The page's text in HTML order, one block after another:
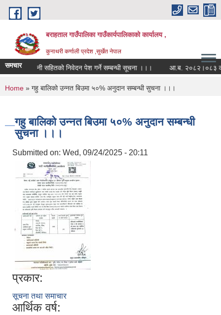
Skip to main content
बराहताल गाउँपालिका गाउँकार्यपालिकाको कार्यालय ,
कुनाथरी कर्णाली प्रदेश ,सुर्खेत नेपाल
समचार
सह-लगानी सहितको निवेदन पेश गर्ने सम्बन्धी सूचना ।।। आ.ब. २०८२।०८३ को
You are here
Home » गहु बालिको उन्नत बिउमा ५०% अनुदान सम्बन्धी सुचना ।।।
गहु बालिको उन्नत बिउमा ५०% अनुदान सम्बन्धी
सुचना ।।।
Submitted on: Wed, 09/24/2025 - 20:11
प्रकार:
सूचना तथा समाचार
आर्थिक वर्ष: